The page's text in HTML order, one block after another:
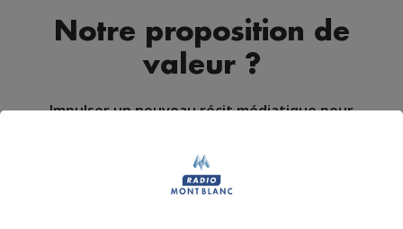
Notre proposition de
valeur ?
Impulser un nouveau récit médiatique pour
Pour la 1ère fois dans l’histoire de l’industrie et des